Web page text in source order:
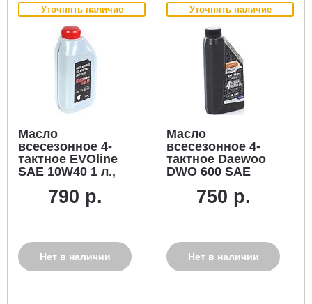
Уточнять наличие
Масло
всесезонное 4-
тактное EVOline
SAE 10W40 1 л.,
790 р.
Нет в наличии
Уточнять наличие
Масло
всесезонное 4-
тактное Daewoo
DWO 600 SAE
полусинтетическое
750 р.
Нет в наличии